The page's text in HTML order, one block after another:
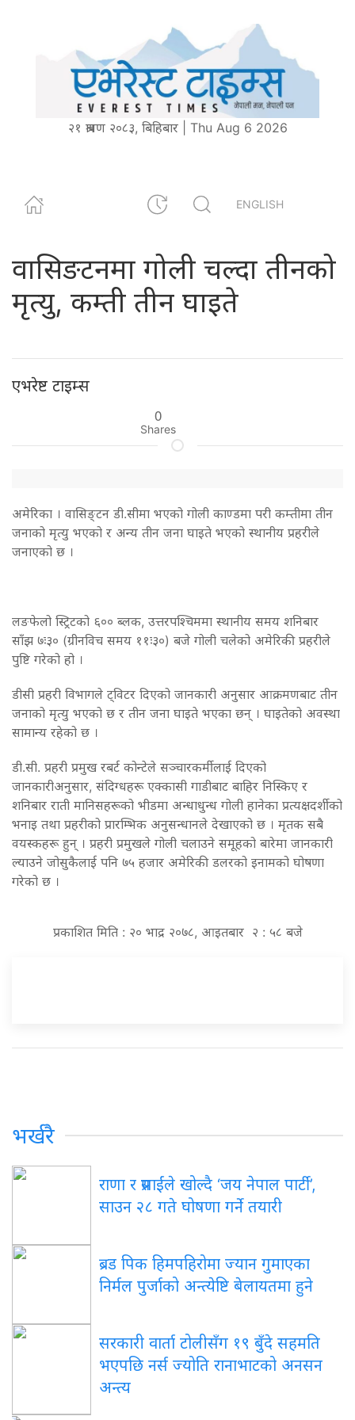
२१ श्रावण २०८३, बिहिबार | Thu Aug 6 2026
ENGLISH
वासिङटनमा गोली चल्दा तीनको
मृत्यु, कम्ती तीन घाइते
एभरेष्ट टाइम्स
0
Shares
अमेरिका । वासिङ्टन डी.सीमा भएको गोली काण्डमा परी कम्तीमा तीन
जनाको मृत्यु भएको र अन्य तीन जना घाइते भएको स्थानीय प्रहरीले
जनाएको छ ।
लङफेलो स्ट्रिटको ६०० ब्लक, उत्तरपश्चिममा स्थानीय समय शनिबार
साँझ ७ः३० (ग्रीनविच समय ११ः३०) बजे गोली चलेको अमेरिकी प्रहरीले
पुष्टि गरेको हो ।
डीसी प्रहरी विभागले ट्विटर दिएको जानकारी अनुसार आक्रमणबाट तीन
जनाको मृत्यु भएको छ र तीन जना घाइते भएका छन् । घाइतेको अवस्था
सामान्य रहेको छ ।
डी.सी. प्रहरी प्रमुख रबर्ट कोन्टेले सञ्चारकर्मीलाई दिएको
जानकारीअनुसार, संदिग्धहरू एक्कासी गाडीबाट बाहिर निस्किए र
शनिबार राती मानिसहरूको भीडमा अन्धाधुन्ध गोली हानेका प्रत्यक्षदर्शीको
भनाइ तथा प्रहरीको प्रारम्भिक अनुसन्धानले देखाएको छ । मृतक सबै
वयस्कहरू हुन् । प्रहरी प्रमुखले गोली चलाउने समूहको बारेमा जानकारी
ल्याउने जोसुकैलाई पनि ७५ हजार अमेरिकी डलरको इनामको घोषणा
गरेको छ ।
प्रकाशित मिति : २० भाद्र २०७८, आइतबार २ : ५८ बजे
भर्खरै
राणा र प्रसाईंले खोल्दै ‘जय नेपाल पार्टी’,
साउन २८ गते घोषणा गर्ने तयारी
ब्रड पिक हिमपहिरोमा ज्यान गुमाएका
निर्मल पुर्जाको अन्त्येष्टि बेलायतमा हुने
सरकारी वार्ता टोलीसँग १९ बुँदे सहमति
भएपछि नर्स ज्योति रानाभाटको अनसन
अन्त्य